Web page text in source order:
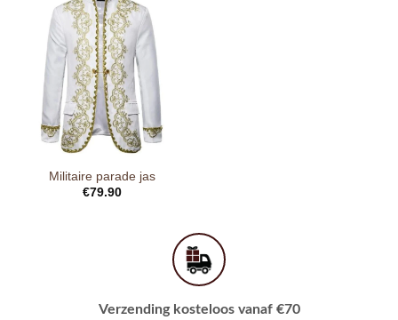
Militaire parade jas
€79.90
Verzending kosteloos vanaf €70